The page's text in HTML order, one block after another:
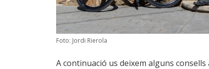
Foto: Jordi Rierola
A continuació us deixem alguns